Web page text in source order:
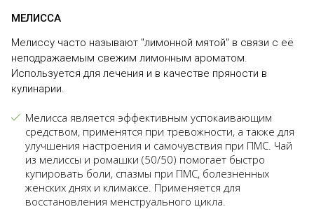
МЕЛИССА
Мелиссу часто называют "лимонной мятой" в связи с её
неподражаемым свежим лимонным ароматом.
Используется для лечения и в качестве пряности в
кулинарии.
Мелисса является эффективным успокаивающим
средством, применятся при тревожности, а также для
улучшения настроения и самочувствия при ПМС. Чай
из мелиссы и ромашки (50/50) помогает быстро
купировать боли, спазмы при ПМС, болезненных
женских днях и климаксе. Применяется для
восстановления менструального цикла.